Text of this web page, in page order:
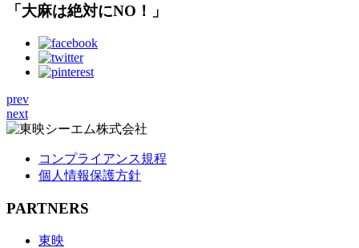
「大麻は絶対にNO！」
prev
next
コンプライアンス規程
個人情報保護方針
PARTNERS
東映